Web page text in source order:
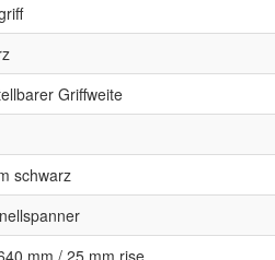
Griffweite
schwarz
mm / 25 mm rise